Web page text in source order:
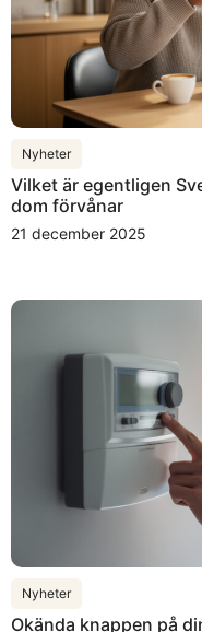
Nyheter
Vilket är egentligen
dom förvånar
21 december 2025
Nyheter
Okända knappen på